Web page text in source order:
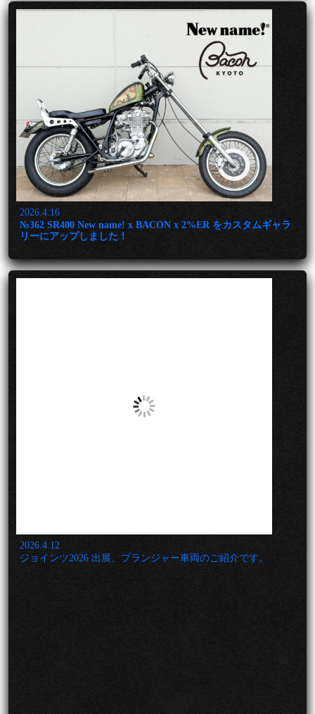
2026.4.16
№362 SR400 New name! x BACON x 2%ER をカスタムギャラ
リーにアップしました！
2026.4.12
ジョインツ2026 出展、プランジャー車両のご紹介です。